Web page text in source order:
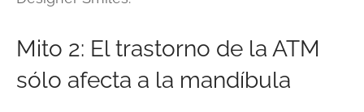
Mito 2: El trastorno de la ATM
sólo afecta a la mandíbula